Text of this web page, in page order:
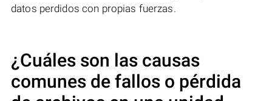
datos perdidos con propias fuerzas.
¿Cuáles son las causas
comunes de fallos o pérdida